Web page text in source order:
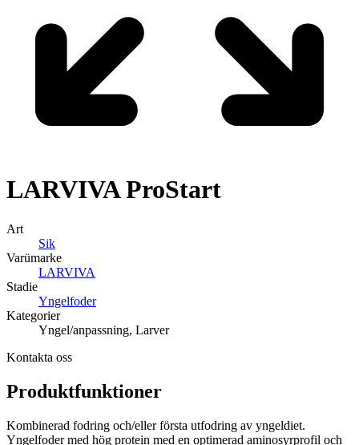
LARVIVA ProStart
Art
Sik
Varümarke
LARVIVA
Stadie
Yngelfoder
Kategorier
Yngel/anpassning, Larver
Kontakta oss
Produktfunktioner
Kombinerad fodring och/eller första utfodring av yngeldiet.
Yngelfoder med hög protein med en optimerad aminosyrprofil och